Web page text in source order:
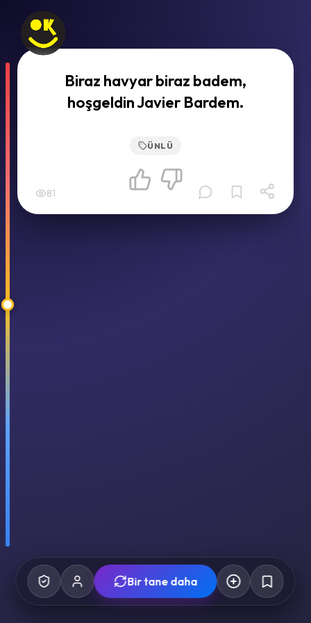
Biraz havyar biraz badem,
hoşgeldin Javier Bardem.
ÜNLÜ
81
Bir tane daha